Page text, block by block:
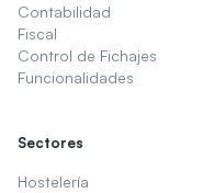
Contabilidad
Fiscal
Control de Fichajes
Funcionalidades
Sectores
Hostelería